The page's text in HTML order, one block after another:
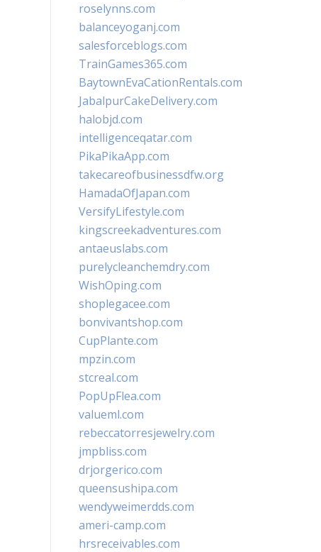
roselynns.com
balanceyoganj.com
salesforceblogs.com
TrainGames365.com
BaytownEvaCationRentals.com
JabalpurCakeDelivery.com
halobjd.com
intelligenceqatar.com
PikaPikaApp.com
takecareofbusinessdfw.org
HamadaOfJapan.com
VersifyLifestyle.com
kingscreekadventures.com
antaeuslabs.com
purelycleanchemdry.com
WishOping.com
shoplegacee.com
bonvivantshop.com
CupPlante.com
mpzin.com
stcreal.com
PopUpFlea.com
valueml.com
rebeccatorresjewelry.com
jmpbliss.com
drjorgerico.com
queensushipa.com
wendyweimerdds.com
ameri-camp.com
hrsreceivables.com